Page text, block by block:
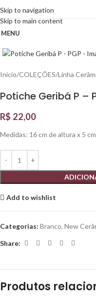
Skip to navigation
Skip to main content
MENU
Início COLEÇÕES Linha
Potiche Geribá P –
R$ 22,00
Medidas: 16 cm de altura x 5
Add to wishlist
Categorias: Branco, New
Share:
Produtos